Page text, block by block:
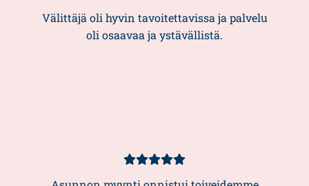
5/5
Välittäjä oli hyvin tavoitettavissa ja palvelu
oli osaavaa ja ystävällistä.
Kundbetyg
5/5